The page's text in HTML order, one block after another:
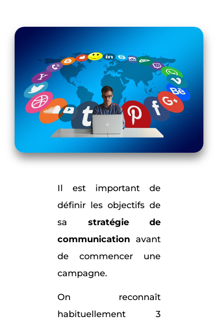
Il est important de
définir les objectifs de
sa stratégie de
communication avant
de commencer une
campagne.
On reconnaît
habituellement 3